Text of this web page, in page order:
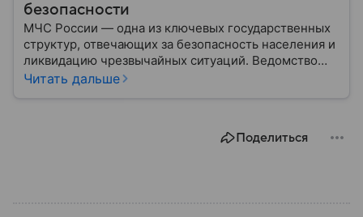
безопасности
МЧС России — одна из ключевых государственных
структур, отвечающих за безопасность населения и
ликвидацию чрезвычайных ситуаций. Ведомство
играет важную роль в защите граждан от
задачи выполняет и какую роль играет в
Читать дальше
Поделиться